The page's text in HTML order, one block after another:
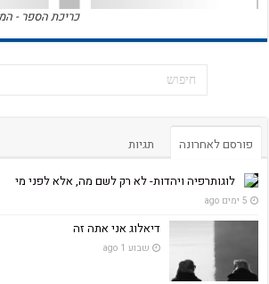
כריכת הספר -
פורסם לאחרונה תגיות
לוגותרפיה ויהדות- לא רק לשם מה, אלא לפני מי
5 ימים ago
דיאלוג אני אתה זה
שבוע 1 ago